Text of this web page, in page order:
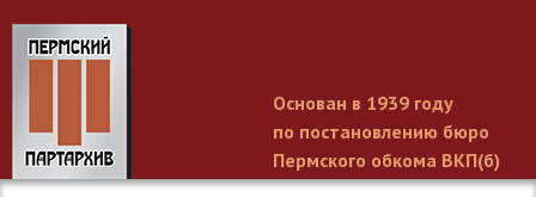
Основан в 1939 году
по постановлению бюро
Пермского обкома ВКП(б)